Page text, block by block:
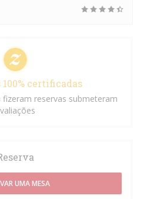
certificadas
reservas submeteram
UMA MESA